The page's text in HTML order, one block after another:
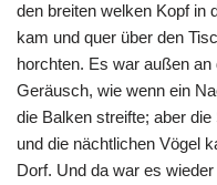
den breiten welken Kopf in
kam und quer über den
horchten. Es war außen
Geräusch, wie wenn ein
die Balken streifte; aber
und die nächtlichen Vögel
Dorf. Und da war es